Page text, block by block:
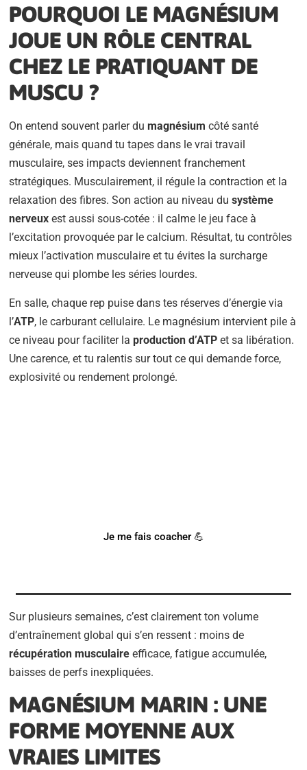
POURQUOI LE MAGNÉSIUM
JOUE UN RÔLE CENTRAL
CHEZ LE PRATIQUANT DE
MUSCU ?
On entend souvent parler dumagnésium côté santé
générale, mais quand tu tapes dans le vrai travail
musculaire, ses impacts deviennent franchement
stratégiques. Musculairement, il régule la contraction et la
relaxation des fibres. Son action au niveau dusystème
nerveux est aussi sous-cotée : il calme le jeu face à
l’excitation provoquée par le calcium. Résultat, tu contrôles
mieux l’activation musculaire et tu évites la surcharge
nerveuse qui plombe les séries lourdes.
En salle, chaque rep puise dans tes réserves d’énergie via
l’ATP, le carburant cellulaire. Le magnésium intervient pile à
ce niveau pour faciliter laproduction d’ATP et sa libération.
Une carence, et tu ralentis sur tout ce qui demande force,
explosivité ou rendement prolongé.
Je me fais coacher 💪
Sur plusieurs semaines, c’est clairement ton volume
d’entraînement global qui s’en ressent : moins de
récupération musculaire efficace, fatigue accumulée,
baisses de perfs inexpliquées.
MAGNÉSIUM MARIN : UNE
FORME MOYENNE AUX
VRAIES LIMITES